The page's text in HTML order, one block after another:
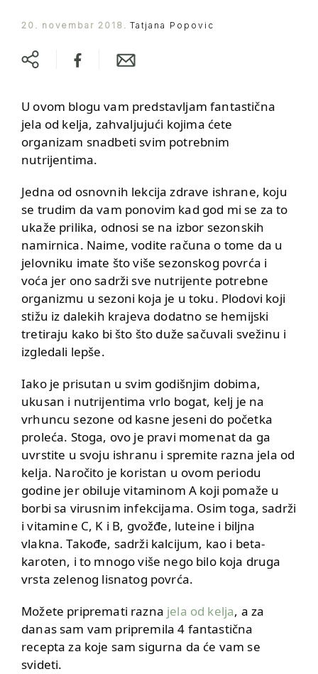
20. novembar 2018. Tatjana Popovic
U ovom blogu vam predstavljam fantastična
jela od kelja, zahvaljujući kojima ćete
organizam snadbeti svim potrebnim
nutrijentima.
Jedna od osnovnih lekcija zdrave ishrane, koju
se trudim da vam ponovim kad god mi se za to
ukaže prilika, odnosi se na izbor sezonskih
namirnica. Naime, vodite računa o tome da u
jelovniku imate što više sezonskog povrća i
voća jer ono sadrži sve nutrijente potrebne
organizmu u sezoni koja je u toku. Plodovi koji
stižu iz dalekih krajeva dodatno se hemijski
tretiraju kako bi što što duže sačuvali svežinu i
izgledali lepše.
Iako je prisutan u svim godišnjim dobima,
ukusan i nutrijentima vrlo bogat, kelj je na
vrhuncu sezone od kasne jeseni do početka
proleća. Stoga, ovo je pravi momenat da ga
uvrstite u svoju ishranu i spremite razna jela od
kelja. Naročito je koristan u ovom periodu
godine jer obiluje vitaminom A koji pomaže u
borbi sa virusnim infekcijama. Osim toga, sadrži
i vitamine C, K i B, gvožđe, luteine i biljna
vlakna. Takođe, sadrži kalcijum, kao i beta-
karoten, i to mnogo više nego bilo koja druga
vrsta zelenog lisnatog povrća.
Možete pripremati razna jela od kelja, a za
danas sam vam pripremila 4 fantastična
recepta za koje sam sigurna da će vam se
svideti.